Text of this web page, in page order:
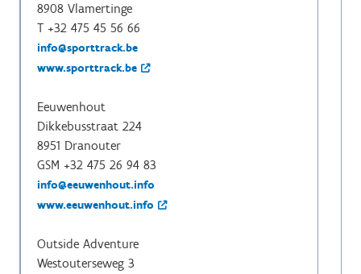
8908 Vlamertinge
T +32 475 45 56 66
info@sporttrack.be
www.sporttrack.be
Eeuwenhout
Dikkebusstraat 224
8951 Dranouter
GSM +32 475 26 94 83
info@eeuwenhout.info
www.eeuwenhout.info
Outside Adventure
Westouterseweg 3